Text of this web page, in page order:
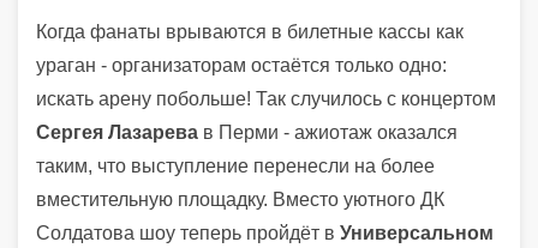
Когда фанаты врываются в билетные кассы как
ураган - организаторам остаётся только одно:
искать арену побольше! Так случилось с концертом
Сергея Лазарева в Перми - ажиотаж оказался
таким, что выступление перенесли на более
вместительную площадку. Вместо уютного ДК
Солдатова шоу теперь пройдёт в Универсальном